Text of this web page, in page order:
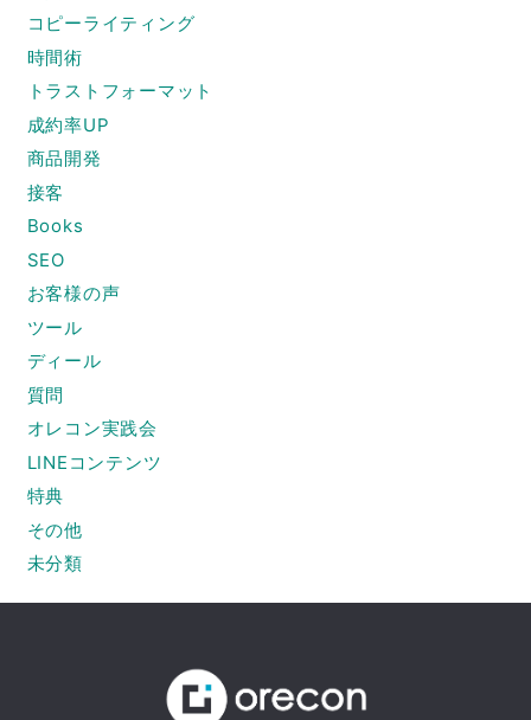
コピーライティング
時間術
トラストフォーマット
成約率UP
商品開発
接客
Books
SEO
お客様の声
ツール
ディール
質問
オレコン実践会
LINEコンテンツ
特典
その他
未分類